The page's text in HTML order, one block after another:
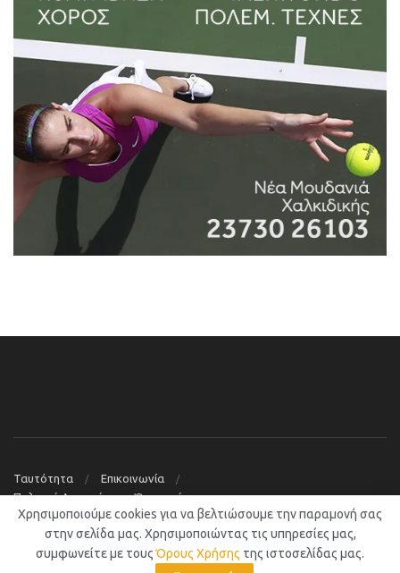
Ταυτότητα
Επικοινωνία
Πολιτική Απορρήτου – Όροι χρήσης
© 2019Νέα Μουδανιά Blog
Χρησιμοποιούμε cookies για να βελτιώσουμε την παραμονή σας
στην σελίδα μας. Χρησιμοποιώντας τις υπηρεσίες μας,
συμφωνείτε με τουςΌρους Χρήσης της ιστοσελίδας μας.